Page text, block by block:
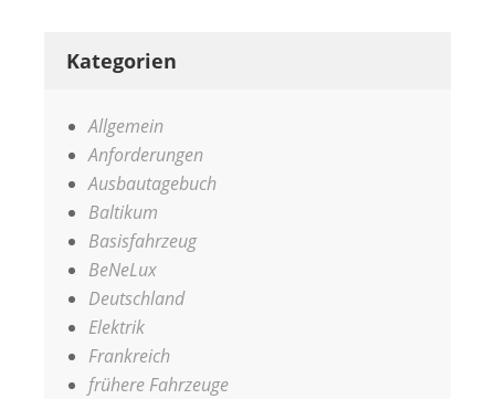
Kategorien
Allgemein
Anforderungen
Ausbautagebuch
Baltikum
Basisfahrzeug
BeNeLux
Deutschland
Elektrik
Frankreich
frühere Fahrzeuge